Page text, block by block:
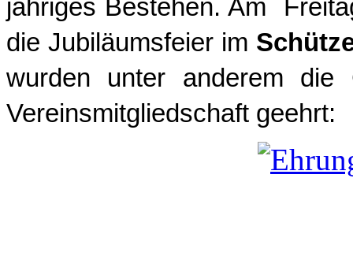
jähriges Bestehen. Am
die Jubiläumsfeier im
wurden unter anderem die
Vereinsmitgliedschaft geehrt: